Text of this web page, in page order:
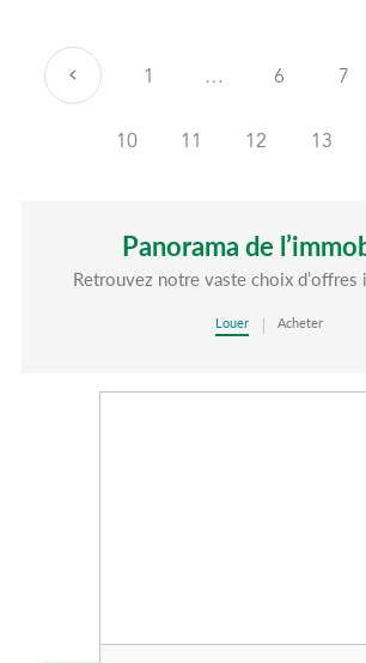
Précédent
1 … 6 7
10 11 12 13